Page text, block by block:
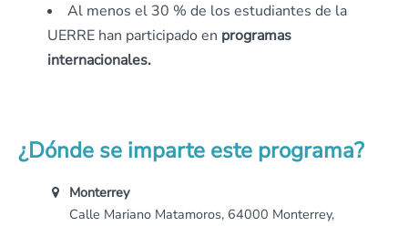
Al menos el 30 % de los estudiantes de la
UERRE han participado en programas
internacionales.
¿Dónde se imparte este programa?
Monterrey
Calle Mariano Matamoros, 64000 Monterrey,